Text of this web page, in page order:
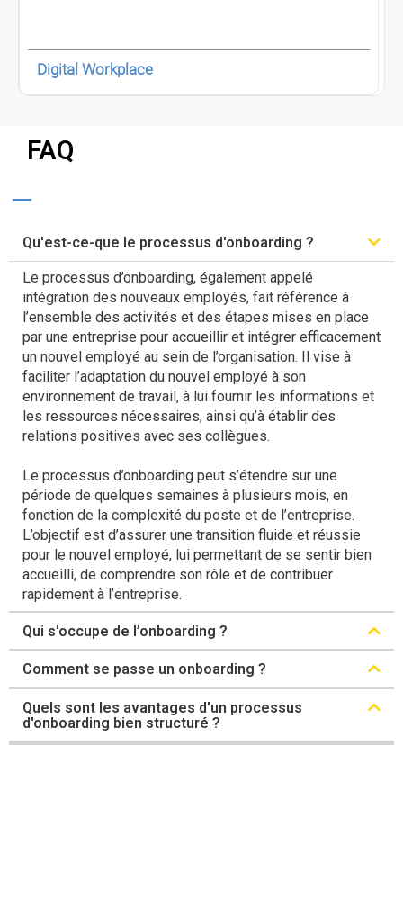
Digital Workplace
FAQ
Qu'est-ce-que le processus d'onboarding ?
Le processus d’onboarding, également appelé
intégration des nouveaux employés, fait référence à
l’ensemble des activités et des étapes mises en place
par une entreprise pour accueillir et intégrer efficacement
un nouvel employé au sein de l’organisation. Il vise à
faciliter l’adaptation du nouvel employé à son
environnement de travail, à lui fournir les informations et
les ressources nécessaires, ainsi qu’à établir des
relations positives avec ses collègues.
Le processus d’onboarding peut s’étendre sur une
période de quelques semaines à plusieurs mois, en
fonction de la complexité du poste et de l’entreprise.
L’objectif est d’assurer une transition fluide et réussie
pour le nouvel employé, lui permettant de se sentir bien
accueilli, de comprendre son rôle et de contribuer
rapidement à l’entreprise.
Qui s'occupe de l’onboarding ?
Comment se passe un onboarding ?
Quels sont les avantages d'un processus
d'onboarding bien structuré ?